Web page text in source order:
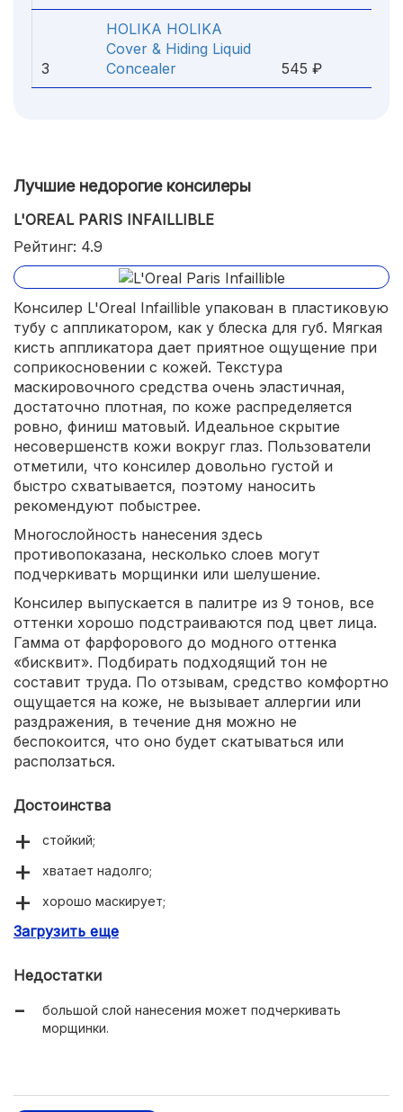
3
HOLIKA HOLIKA
Cover & Hiding Liquid
Concealer
545 ₽
Лучшие недорогие консилеры
L'OREAL PARIS INFAILLIBLE
Рейтинг: 4.9
Консилер L'Oreal Infaillible упакован в пластиковую
тубу с аппликатором, как у блеска для губ. Мягкая
кисть аппликатора дает приятное ощущение при
соприкосновении с кожей. Текстура
маскировочного средства очень эластичная,
достаточно плотная, по коже распределяется
ровно, финиш матовый. Идеальное скрытие
несовершенств кожи вокруг глаз. Пользователи
отметили, что консилер довольно густой и
быстро схватывается, поэтому наносить
рекомендуют побыстрее.
Многослойность нанесения здесь
противопоказана, несколько слоев могут
подчеркивать морщинки или шелушение.
Консилер выпускается в палитре из 9 тонов, все
оттенки хорошо подстраиваются под цвет лица.
Гамма от фарфорового до модного оттенка
«бисквит». Подбирать подходящий тон не
составит труда. По отзывам, средство комфортно
ощущается на коже, не вызывает аллергии или
раздражения, в течение дня можно не
беспокоится, что оно будет скатываться или
расползаться.
Достоинства
стойкий;
хватает надолго;
хорошо маскирует;
ровное покрытие;
Загрузить еще
Недостатки
большой слой нанесения может подчеркивать
морщинки.